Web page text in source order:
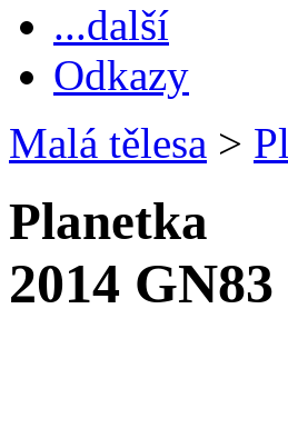
...další
Odkazy
Malá tělesa >
Planetka
2014 GN83